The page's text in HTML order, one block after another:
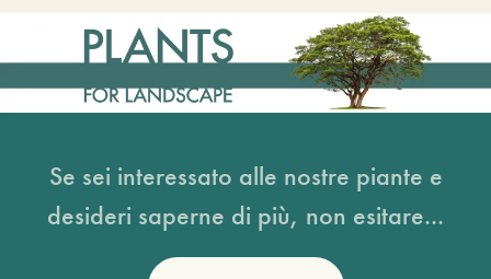
Se sei interessato alle nostre piante e
desideri saperne di più, non esitare...